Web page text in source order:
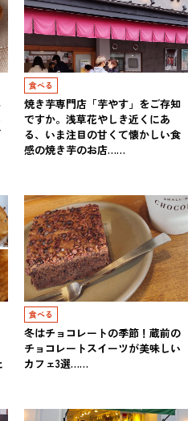
食べる
焼き芋専門店「芋やす」をご存知
ですか。浅草花やしき近くにあ
る、いま注目の甘くて懐かしい食
感の焼き芋のお店……
食べる
冬はチョコレートの季節！蔵前の
チョコレートスイーツが美味しい
カフェ3選……